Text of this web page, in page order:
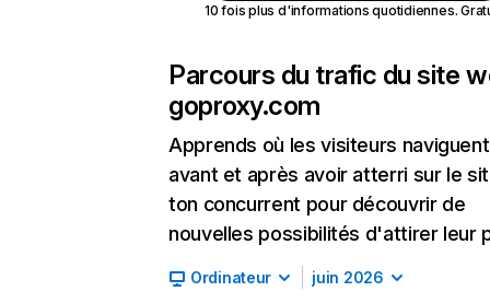
10 fois plus d'informations quotidiennes.
Parcours du trafic du site
goproxy.com
Apprends où les visiteurs naviguent
avant et après avoir atterri sur le
ton concurrent pour découvrir de
nouvelles possibilités d'attirer leur
Ordinateur juin 2026